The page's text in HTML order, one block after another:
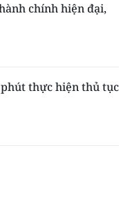
chính hiện đại,
thực hiện thủ tục